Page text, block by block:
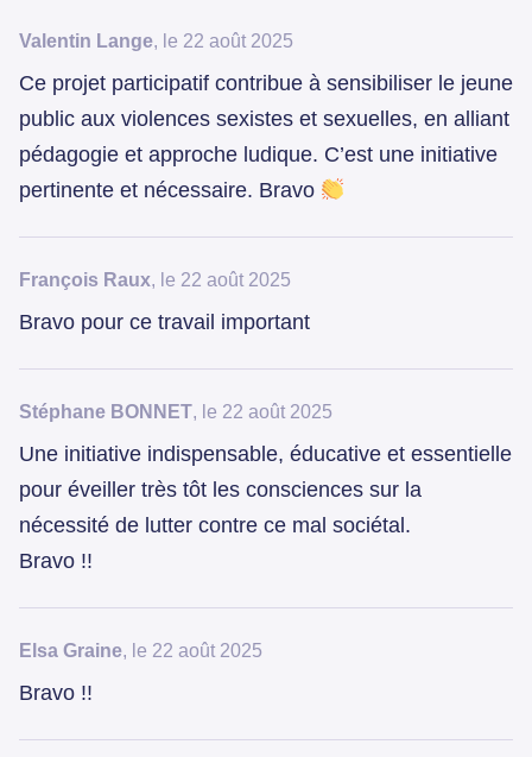
Valentin Lange, le 22 août 2025
Ce projet participatif contribue à sensibiliser le jeune
public aux violences sexistes et sexuelles, en alliant
pédagogie et approche ludique. C’est une initiative
pertinente et nécessaire. Bravo
François Raux, le 22 août 2025
Bravo pour ce travail important
Stéphane BONNET, le 22 août 2025
Une initiative indispensable, éducative et essentielle
pour éveiller très tôt les consciences sur la
nécessité de lutter contre ce mal sociétal.
Bravo !!
Elsa Graine, le 22 août 2025
Bravo !!